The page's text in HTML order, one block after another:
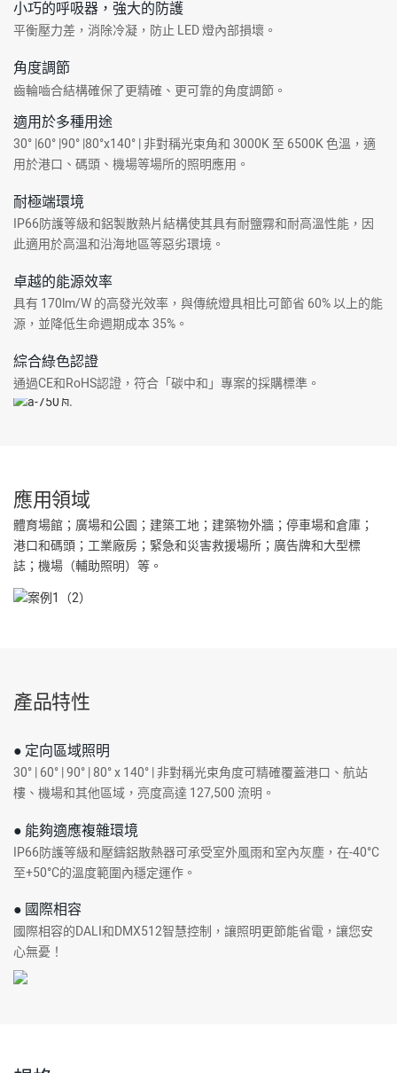
小巧的呼吸器，強大的防護
平衡壓力差，消除冷凝，防止 LED 燈內部損壞。
角度調節
齒輪嚙合結構確保了更精確、更可靠的角度調節。
適用於多種用途
30° |60° |90° |80°x140° | 非對稱光束角和 3000K 至 6500K 色溫，適
用於港口、碼頭、機場等場所的照明應用。
耐極端環境
IP66防護等級和鋁製散熱片結構使其具有耐鹽霧和耐高溫性能，因
此適用於高溫和沿海地區等惡劣環境。
卓越的能源效率
具有 170lm/W 的高發光效率，與傳統燈具相比可節省 60% 以上的能
源，並降低生命週期成本 35%。
綜合綠色認證
通過CE和RoHS認證，符合「碳中和」專案的採購標準。
應用領域
體育場館；廣場和公園；建築工地；建築物外牆；停車場和倉庫；
港口和碼頭；工業廠房；緊急和災害救援場所；廣告牌和大型標
誌；機場（輔助照明）等。
產品特性
● 定向區域照明
30° | 60° | 90° | 80° x 140° | 非對稱光束角度可精確覆蓋港口、航站
樓、機場和其他區域，亮度高達 127,500 流明。
● 能夠適應複雜環境
IP66防護等級和壓鑄鋁散熱器可承受室外風雨和室內灰塵，在-40°C
至+50°C的溫度範圍內穩定運作。
● 國際相容
國際相容的DALI和DMX512智慧控制，讓照明更節能省電，讓您安
心無憂！